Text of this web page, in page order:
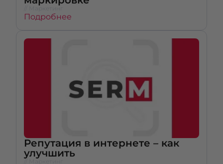
Подробнее
Репутация в интернете – как
улучшить